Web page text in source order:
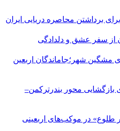
برداشتن محاصره دریایی ایران
از سفر عشق و دلدادگی
مشگین شهر؛جاماندگان اربعین
بازگشایی محور بندرترکمن–
طلوع» در موکب‌های اربعینی